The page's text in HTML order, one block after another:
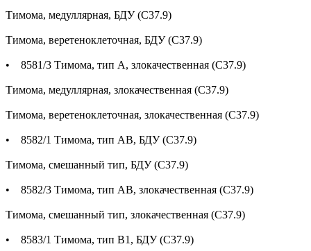
Тимома, медуллярная, БДУ (С37.9)
Тимома, веретеноклеточная, БДУ (С37.9)
• 8581/3 Тимома, тип А, злокачественная (С37.9)
Тимома, медуллярная, злокачественная (С37.9)
Тимома, веретеноклеточная, злокачественная (С37.9)
• 8582/1 Тимома, тип АВ, БДУ (С37.9)
Тимома, смешанный тип, БДУ (С37.9)
• 8582/3 Тимома, тип АВ, злокачественная (С37.9)
Тимома, смешанный тип, злокачественная (С37.9)
• 8583/1 Тимома, тип В1, БДУ (С37.9)